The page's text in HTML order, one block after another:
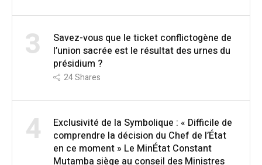
3
Savez-vous que le ticket conflictogène de
l’union sacrée est le résultat des urnes du
présidium ?
24Shares
4
Exclusivité de la Symbolique : « Difficile de
comprendre la décision du Chef de l’État
en ce moment » Le MinÉtat Constant
Mutamba siège au conseil des Ministres